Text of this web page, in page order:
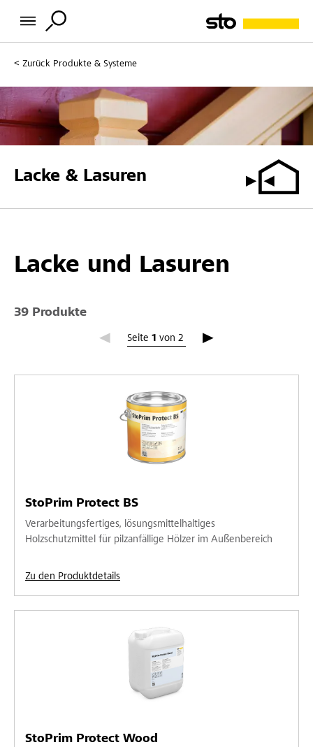
Zurück Produkte & Systeme
Lacke & Lasuren
Lacke und Lasuren
39 Produkte
Seite 1 von 2
Seite 1
StoPrim Protect BS
Verarbeitungsfertiges, lösungsmittelhaltiges
Holzschutzmittel für pilzanfällige Hölzer im Außenbereich
Zu den Produktdetails
StoPrim Protect Wood